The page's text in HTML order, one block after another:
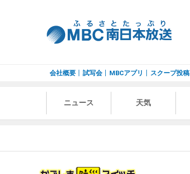
会社概要 試写会 MBCアプリ スクープ投稿
ニュース 天気